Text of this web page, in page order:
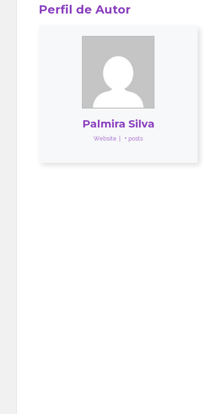
Perfil de Autor
Palmira Silva
Website + posts